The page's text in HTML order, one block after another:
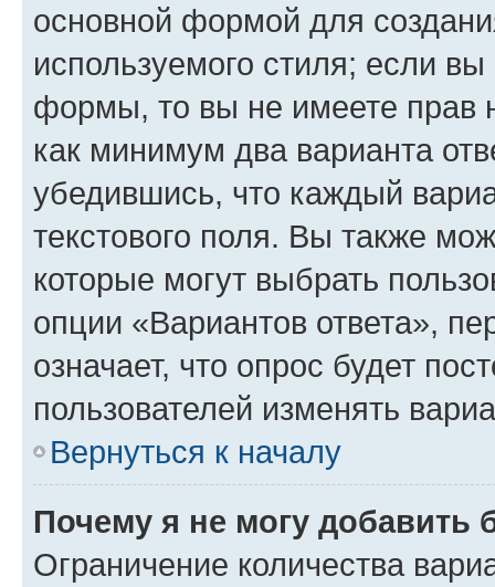
основной формой для
используемого стиля; если
формы, то вы не имеете прав
как минимум два варианта
убедившись, что каждый
текстового поля. Вы также
которые могут выбрать
опции «Вариантов ответа»,
означает, что опрос будет
пользователей изменять
Вернуться к началу
Почему я не могу добавить
Ограничение количества